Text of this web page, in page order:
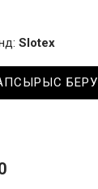
Slotex
БЕРУ